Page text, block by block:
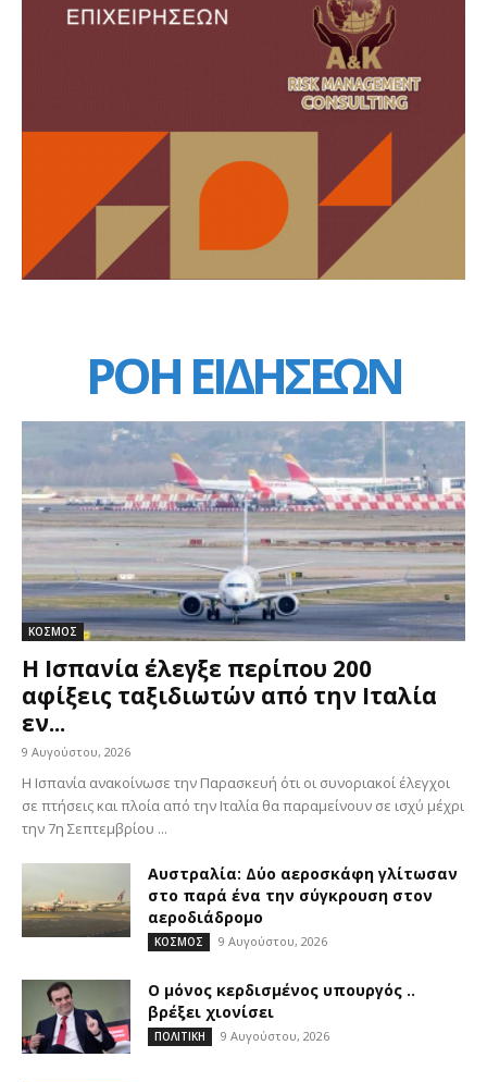
ΡΟΗ ΕΙΔΗΣΕΩΝ
ΚΟΣΜΟΣ
Η Ισπανία έλεγξε περίπου 200
αφίξεις ταξιδιωτών από την Ιταλία
εν...
9 Αυγούστου, 2026
Η Ισπανία ανακοίνωσε την Παρασκευή ότι οι συνοριακοί έλεγχοι
σε πτήσεις και πλοία από την Ιταλία θα παραμείνουν σε ισχύ μέχρι
την 7η Σεπτεμβρίου ...
Αυστραλία: Δύο αεροσκάφη γλίτωσαν
στο παρά ένα την σύγκρουση στον
αεροδιάδρομο
ΚΟΣΜΟΣ 9 Αυγούστου, 2026
Ο μόνος κερδισμένος υπουργός ..
βρέξει χιονίσει
ΠΟΛΙΤΙΚΗ 9 Αυγούστου, 2026